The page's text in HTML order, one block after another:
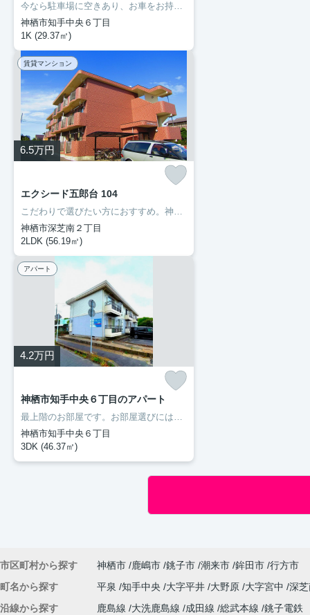
今なら駐車場に空きあり、お車をお持ちの方に。モニターで来訪者を確認し、インターホンを通じて室内から会話することができます。ネットの回線を繋げているのでパソコンが使える生活。多くの方にご好評をいただいている、清潔感のある賃貸物件です。神栖市エリアで賃貸情報をお探しになるなら、ぜひ当社にお任せ下さい。快適な暮らしができるよう、しっかりとサポート致しますのでお気軽にご連絡下さい。
神栖市知手中央６丁目
1K (29.37㎡)
賃貸マンション
6.5万円
エクシード五郎台 104
こだわりで選びたい方におすすめ。神栖市エリアで住まいをお探しなら「エクシード五郎台」。普段からパソコンを使う方にオススメ物件、ネット回線導入済み。こちらのお部屋で新しい生活を始めてみませんか。神栖市に移り住む予定なら、まずは成田線笹川近辺で検討してはいかがでしょうか。0299-97-0800からいつでも豊成管理システムに遠慮なくお問い合わせ下さい。
神栖市深芝南２丁目
2LDK (56.19㎡)
アパート
4.2万円
神栖市知手中央６丁目のアパート
最上階のお部屋です。お部屋選びには欠かせない内覧も、空き部屋であればスムーズです。二人入居が可能な物件です。室内設備はエアコン・フローリングなどが揃っているので、快適に過ごしやすいお部屋になります。多くの方にご好評をいただいている、清潔感のある賃貸物件です。神栖市の住まい探しをお手伝いします。豊成管理システムがお客様に合った住まいをご紹介いたしますので、まずはお気軽にお問い合わせ下さい。
神栖市知手中央６丁目
3DK (46.37㎡)
市区町村から探す 神栖市 鹿嶋市 銚子市 潮来市 鉾田市 行方市
町名から探す
平泉 知手中央 大字平井 大野原 大字宮中
深
沿線から探す
鹿島線 大洗鹿島線 成田線 総武本線 銚子電鉄